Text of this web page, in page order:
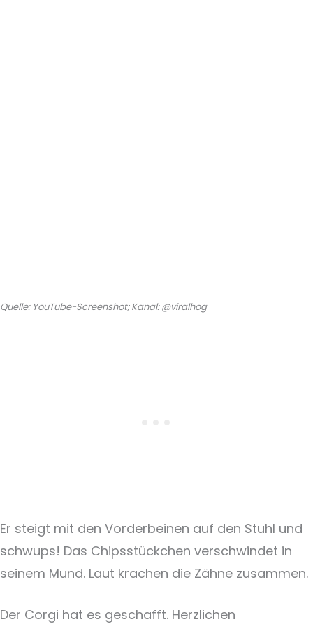
Quelle: YouTube-Screenshot; Kanal: @viralhog
Er steigt mit den Vorderbeinen auf den Stuhl und
schwups! Das Chipsstückchen verschwindet in
seinem Mund. Laut krachen die Zähne zusammen.
Der Corgi hat es geschafft. Herzlichen